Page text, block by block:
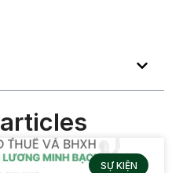
SỰ KIỆN